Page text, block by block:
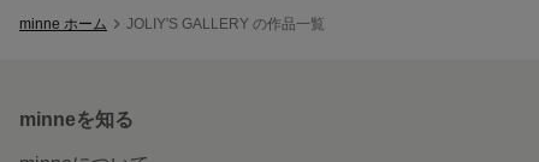
minne ホーム JOLIY'S GALLERY の作品一覧
minneを知る